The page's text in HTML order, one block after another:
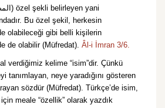
Bu özel şekil, herkesin
olabileceği gibi belli kişilerin
de olabilir (Müfredat). Âl-i İmran 3/6.
verdiğimiz kelime “isim”dir. Çünkü
tanımlayan, neye yaradığını gösteren
sözdür (Müfredat). Türkçe’de isim,
meale “özellik” olarak yazdık